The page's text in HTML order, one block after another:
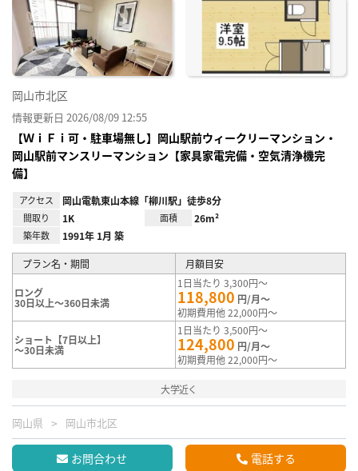
り登
岡山市北区
情報更新日 2026/08/09 12:55
【ＷｉＦｉ可・駐車場無し】岡山駅前ウィークリーマンション・
岡山駅前マンスリーマンション【家具家電完備・空気清浄機完
備】
アクセス 岡山電軌東山本線「柳川駅」徒歩8分
間取り 1K 面積 26m²
築年数 1991年 1月 築
プラン名・期間 月額目安
ロング
30日以上～360日未満
1日当たり 3,300円～
118,800 円/月～
初期費用他 22,000円～
ショート【7日以上】
～30日未満
1日当たり 3,500円～
124,800 円/月～
初期費用他 22,000円～
大学近く
岡山県 岡山市北区
お問合わせ 電話する